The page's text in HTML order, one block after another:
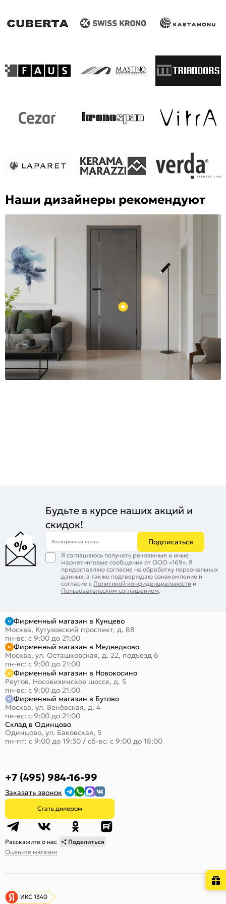
Наши дизайнеры рекомендуют
Будьте в курсе наших акций и
скидок!
Электронная почта Подписаться
Я соглашаюсь получать рекламные и иные
маркетинговые сообщения от ООО «169». Я
предоставляю согласие на обработку персональных
данных, а также подтверждаю ознакомление и
согласие с Политикой конфиденциальности и
Пользовательским соглашением.
Фирменный магазин в Кунцево
Москва, Кутузовский проспект, д. 88
пн-вс: с 9:00 до 21:00
Фирменный магазин в Медведково
Москва, ул. Осташковская, д. 22, подъезд 6
пн-вс: с 9:00 до 21:00
Фирменный магазин в Новокосино
Реутов, Носовихинское шоссе, д. 5
пн-вс: с 9:00 до 21:00
Фирменный магазин в Бутово
Москва, ул. Венёвская, д. 4
пн-вс: с 9:00 до 21:00
Склад в Одинцово
Одинцово, ул. Баковская, 5
пн-пт: с 9:00 до 19:30 / сб-вс: с 9:00 до 18:00
+7 (495) 984-16-99
Заказать звонок
Стать дилером
Расскажите о нас
Поделиться
Оцените магазин
ИКС 1340